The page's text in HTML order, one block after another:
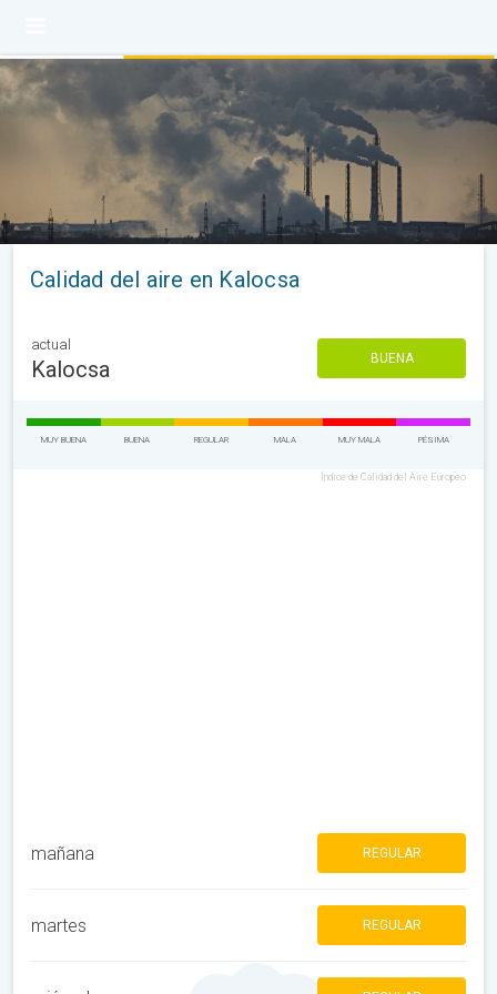
Calidad del aire en Kalocsa
actual
Kalocsa BUENA
MUY BUENA BUENA REGULAR MALA MUY MALA PÉSIMA
Índice de Calidad del Aire Europeo
mañana REGULAR
martes REGULAR